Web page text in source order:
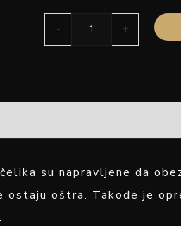
- +
su napravljene da
oštra. Takođe je